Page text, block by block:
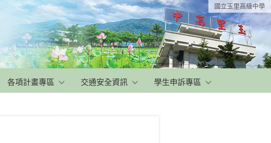
國立玉里高級中學
各項計畫專區 交通安全資訊 學生申訴專區